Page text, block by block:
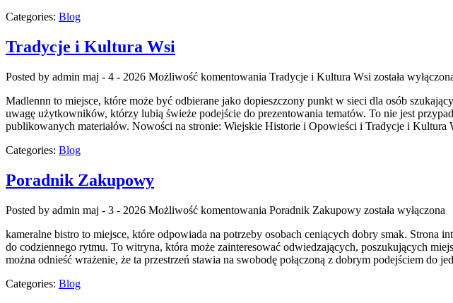
Categories: Blog
Tradycje i Kultura Wsi
Posted by admin maj - 4 - 2026 Możliwość komentowania Tradycje i Kultura Wsi została
Madlennn to miejsce, które może być odbierane jako dopieszczony punkt w sieci dla osób
uwagę użytkowników, którzy lubią świeże podejście do prezentowania tematów. To nie jest
publikowanych materiałów. Nowości na stronie: Wiejskie Historie i Opowieści i Tradycje i
Categories: Blog
Poradnik Zakupowy
Posted by admin maj - 3 - 2026 Możliwość komentowania Poradnik Zakupowy została wyłączona
kameralne bistro to miejsce, które odpowiada na potrzeby osobach ceniących dobry smak.
do codziennego rytmu. To witryna, która może zainteresować odwiedzających, poszukujących
można odnieść wrażenie, że ta przestrzeń stawia na swobodę połączoną z dobrym podejściem do
Categories: Blog